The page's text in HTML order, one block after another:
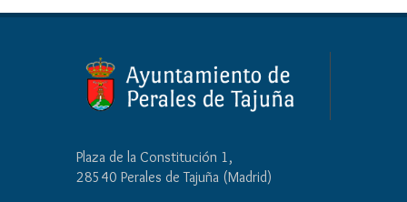
Plaza de la Constitución 1,
28540 Perales de Tajuña (Madrid)